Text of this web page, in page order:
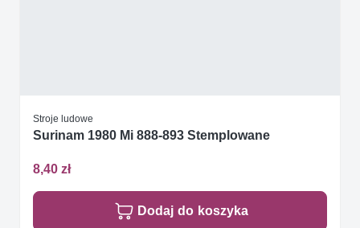
Stroje ludowe
Surinam 1980 Mi 888-893 Stemplowane
8,40 zł
Dodaj do koszyka